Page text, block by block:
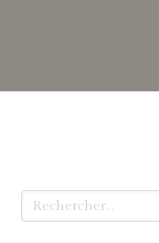
Rechercher